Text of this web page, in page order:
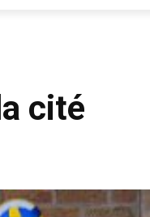
cité